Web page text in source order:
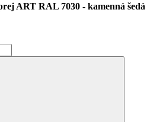
ART RAL 7030 - kamenná šedá